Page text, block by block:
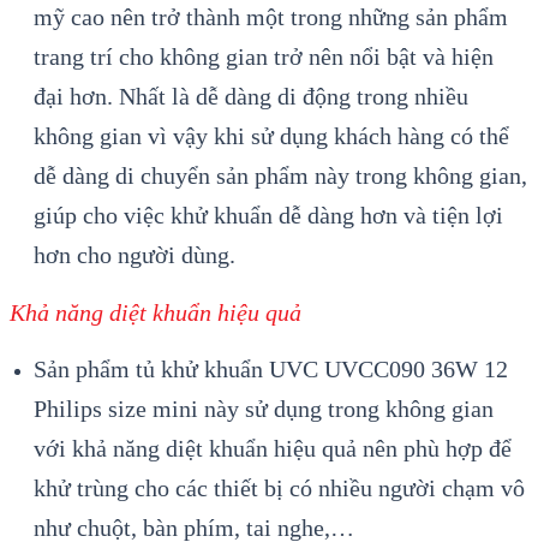
mỹ cao nên trở thành một trong những sản phẩm
trang trí cho không gian trở nên nổi bật và hiện
đại hơn. Nhất là dễ dàng di động trong nhiều
không gian vì vậy khi sử dụng khách hàng có thể
dễ dàng di chuyển sản phẩm này trong không gian,
giúp cho việc khử khuẩn dễ dàng hơn và tiện lợi
hơn cho người dùng.
Khả năng diệt khuẩn hiệu quả
Sản phẩm tủ khử khuẩn UVC UVCC090 36W 12
Philips size mini này sử dụng trong không gian
với khả năng diệt khuẩn hiệu quả nên phù hợp để
khử trùng cho các thiết bị có nhiều người chạm vô
như chuột, bàn phím, tai nghe,…